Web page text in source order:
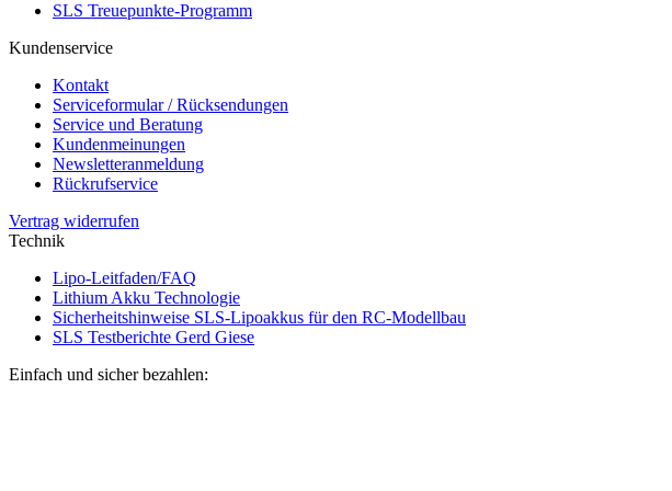
SLS Treuepunkte-Programm
Kundenservice
Kontakt
Serviceformular / Rücksendungen
Service und Beratung
Kundenmeinungen
Newsletteranmeldung
Rückrufservice
Vertrag widerrufen
Technik
Lipo-Leitfaden/FAQ
Lithium Akku Technologie
Sicherheitshinweise SLS-Lipoakkus für den RC-Modellbau
SLS Testberichte Gerd Giese
Einfach und sicher bezahlen: